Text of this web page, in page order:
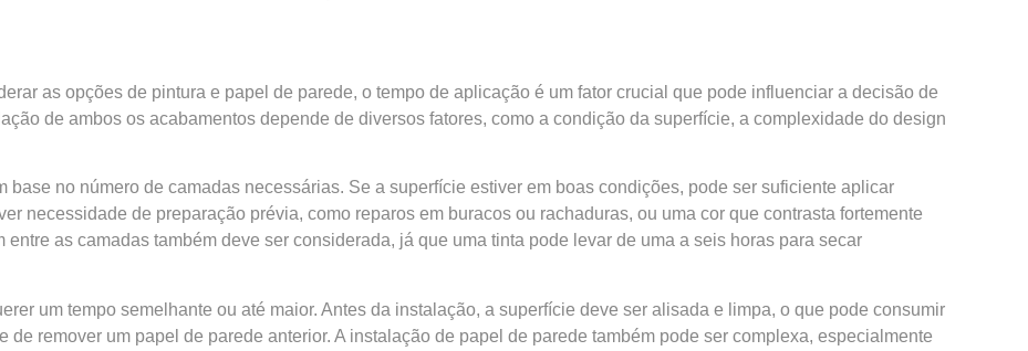
as opções de pintura e papel de parede, o tempo de aplicação é um fator crucial que pode influenciar a decisão de
de ambos os acabamentos depende de diversos fatores, como a condição da superfície, a complexidade do design
base no número de camadas necessárias. Se a superfície estiver em boas condições, pode ser suficiente aplicar
necessidade de preparação prévia, como reparos em buracos ou rachaduras, ou uma cor que contrasta fortemente
as camadas também deve ser considerada, já que uma tinta pode levar de uma a seis horas para secar
um tempo semelhante ou até maior. Antes da instalação, a superfície deve ser alisada e limpa, o que pode consumir
remover um papel de parede anterior. A instalação de papel de parede também pode ser complexa, especialmente